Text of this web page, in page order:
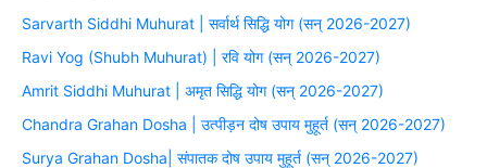
Sarvarth Siddhi Muhurat | सर्वार्थ सिद्धि योग (सन् 2026-2027)
Ravi Yog (Shubh Muhurat) | रवि योग (सन् 2026-2027)
Amrit Siddhi Muhurat | अमृत सिद्धि योग (सन् 2026-2027)
Chandra Grahan Dosha | उत्पीड़न दोष उपाय मुहूर्त (सन् 2026-2027)
Surya Grahan Dosha| संपातक दोष उपाय मुहूर्त (सन् 2026-2027)